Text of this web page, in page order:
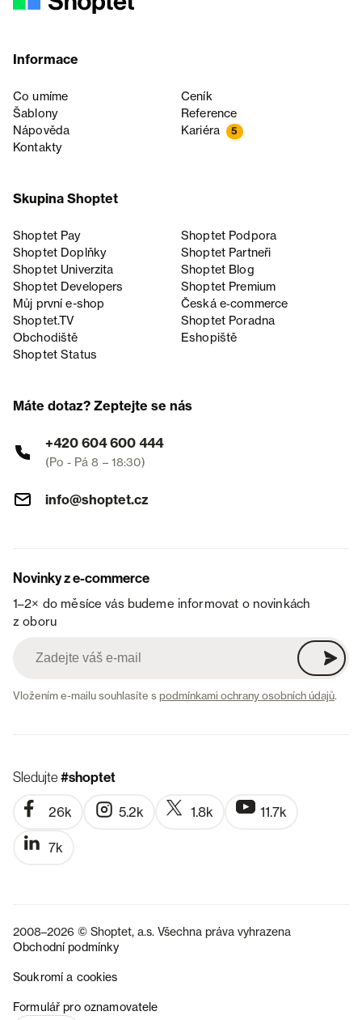
Informace
Co umíme
Ceník
Šablony
Reference
Nápověda
Kariéra 5
Kontakty
Skupina Shoptet
Shoptet Pay
Shoptet Podpora
Shoptet Doplňky
Shoptet Partneři
Shoptet Univerzita
Shoptet Blog
Shoptet Developers
Shoptet Premium
Můj první e-shop
Česká e‑commerce
Shoptet.TV
Shoptet Poradna
Obchodiště
Eshopiště
Shoptet Status
Máte dotaz? Zeptejte se nás
+420 604 600 444
(Po - Pá 8 – 18:30)
info@shoptet.cz
Novinky z e-commerce
1–2× do měsíce vás budeme informovat o novinkách
z oboru
Vložením e-mailu souhlasíte spodmínkami ochrany osobních údajů.
Sledujte#shoptet
26k 5.2k 1.8k 11.7k
7k
2008–2026 © Shoptet, a.s. Všechna práva vyhrazena
Obchodní podmínky
Soukromí a cookies
Formulář pro oznamovatele